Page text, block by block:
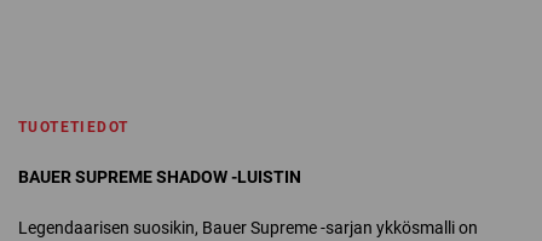
TUOTETIEDOT
BAUER SUPREME SHADOW -LUISTIN
Legendaarisen suosikin, Bauer Supreme -sarjan ykkösmalli on